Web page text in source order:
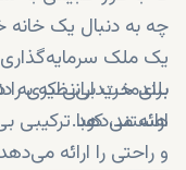
چه به دنبال یک
یک ملک سرمایه‌گذاری
بلندمدت بی‌نظیری را
ارائه می‌دهد.
برای خریدارانی که
هستند، کوبا
و راحتی را ارائه